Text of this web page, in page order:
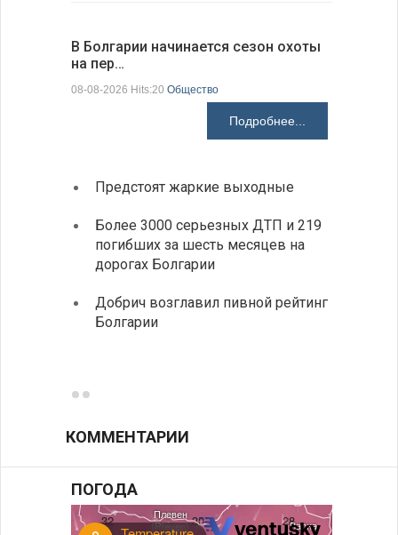
В Болгарии начинается сезон охоты
на пер…
08-08-2026 Hits:20 Общество
Подробнее...
Предстоят жаркие выходные
Более 3000 серьезных ДТП и 219
погибших за шесть месяцев на
дорогах Болгарии
Добрич возглавил пивной рейтинг
Болгарии
КОММЕНТАРИИ
ПОГОДА